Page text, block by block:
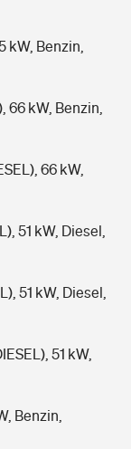
kW, Benzin,
66 kW, Benzin,
66 kW,
51 kW, Diesel,
51 kW, Diesel,
51 kW,
Benzin,